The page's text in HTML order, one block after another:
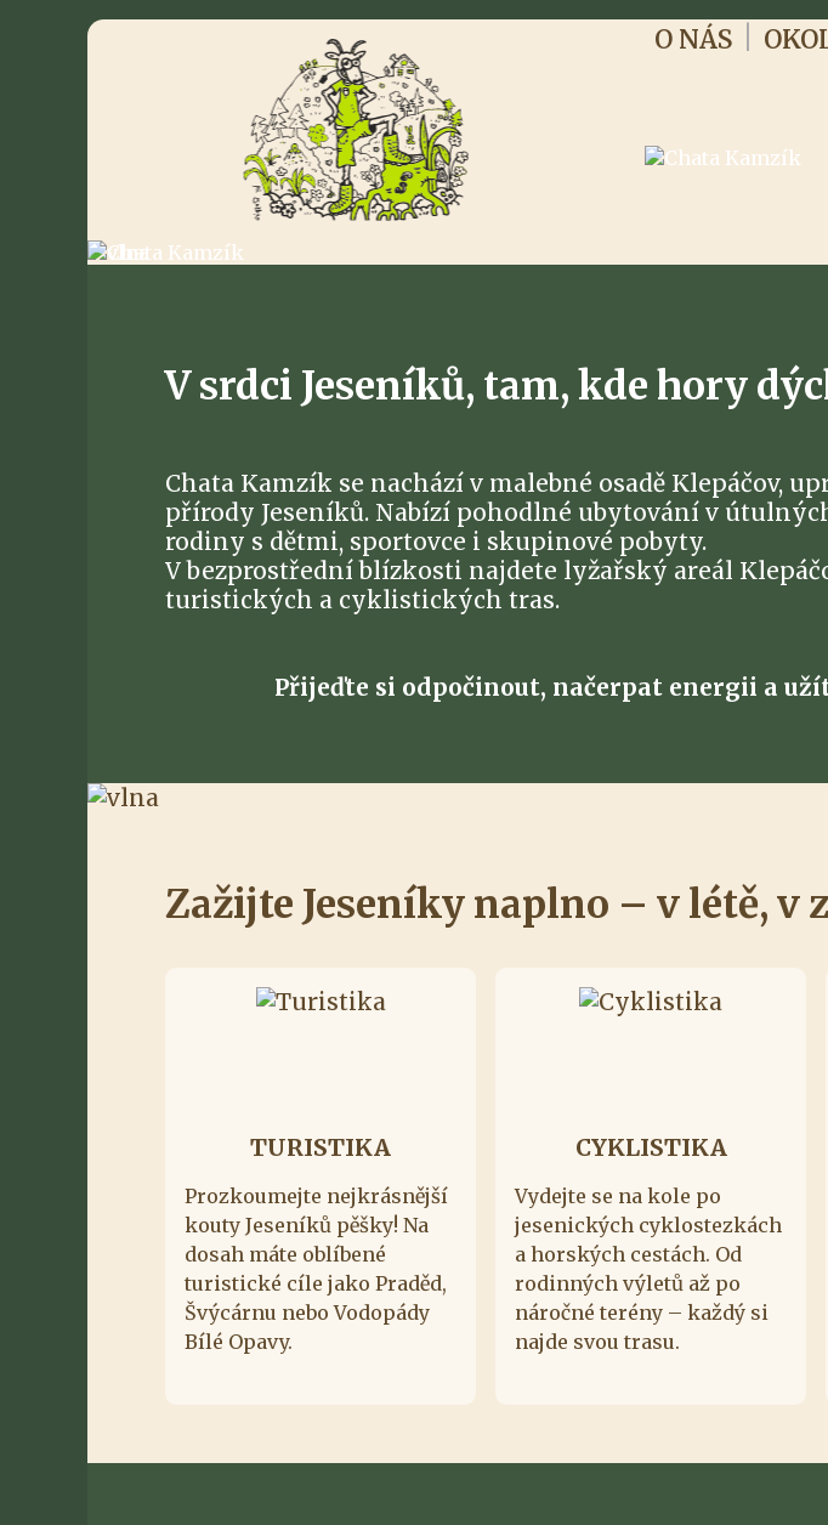
O NÁS
V srdci Jeseníků, tam, kde hory
Chata Kamzík se nachází v malebné osadě Klepáčov,
přírody Jeseníků. Nabízí pohodlné ubytování v
rodiny s dětmi, sportovce i skupinové pobyty.
V bezprostřední blízkosti najdete lyžařský areál
turistických a cyklistických tras.
Přijeďte si odpočinout, načerpat energii a
Zažijte Jeseníky naplno – v létě, v
TURISTIKA
Prozkoumejte nejkrásnější
kouty Jeseníků pěšky! Na
dosah máte oblíbené
turistické cíle jako Praděd,
Švýcárnu nebo Vodopády
Bílé Opavy.
CYKLISTIKA
Vydejte se na kole po
jesenických cyklostezkách
a horských cestách. Od
rodinných výletů až po
náročné terény – každý si
najde svou trasu.